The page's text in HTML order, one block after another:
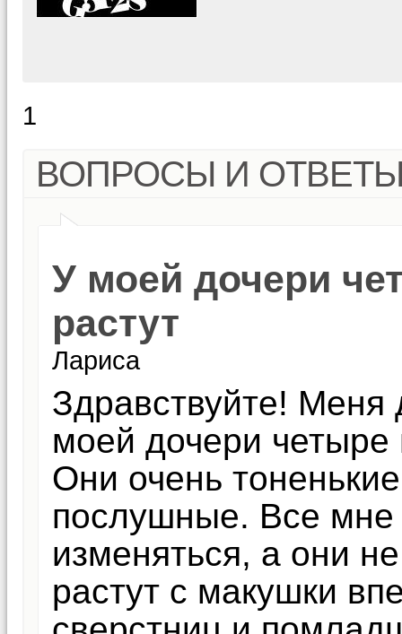
1
ВОПРОСЫ И
У моей дочери
растут
Лариса
Здравствуйте! Меня
моей дочери четыре
Они очень
послушные. Все мне
изменяться, а они
растут с макушки